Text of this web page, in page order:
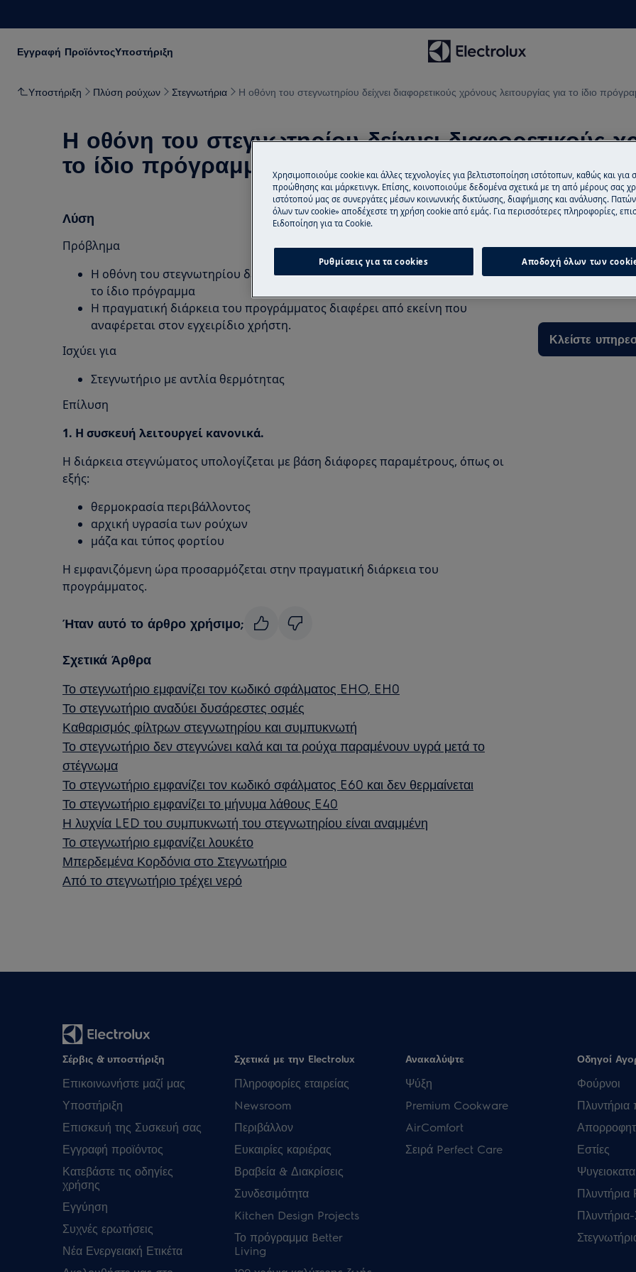
Εγγραφή ΠροϊόντοςΥποστήριξη
Υποστήριξη Πλύση ρούχων Στεγνωτήρια Η οθόνη του στεγνωτηρίου δείχνει διαφορετικούς χρόνους λειτουργίας για το ίδιο
Η οθόνη του στεγνωτηρίου δείχνει διαφορετικούς
το ίδιο πρόγραμμα
Λύση
Πρόβλημα
Η οθόνη του στεγνωτηρίου δείχνει διαφορετικούς χρόνους λειτουργίας για
το ίδιο πρόγραμμα
Η πραγματική διάρκεια του προγράμματος διαφέρει από εκείνη που
αναφέρεται στον εγχειρίδιο χρήστη.
Ισχύει για
Στεγνωτήριο με αντλία θερμότητας
Επίλυση
1. Η συσκευή λειτουργεί κανονικά.
Η διάρκεια στεγνώματος υπολογίζεται με βάση διάφορες παραμέτρους, όπως οι
εξής:
θερμοκρασία περιβάλλοντος
αρχική υγρασία των ρούχων
μάζα και τύπος φορτίου
Η εμφανιζόμενη ώρα προσαρμόζεται στην πραγματική διάρκεια του
προγράμματος.
Ήταν αυτό το άρθρο χρήσιμο;
Σχετικά Άρθρα
Το στεγνωτήριο εμφανίζει τον κωδικό σφάλματος EHO, EH0
Το στεγνωτήριο αναδύει δυσάρεστες οσμές
Καθαρισμός φίλτρων στεγνωτηρίου και συμπυκνωτή
Το στεγνωτήριο δεν στεγνώνει καλά και τα ρούχα παραμένουν υγρά μετά το
στέγνωμα
Το στεγνωτήριο εμφανίζει τον κωδικό σφάλματος E60 και δεν θερμαίνεται
Το στεγνωτήριο εμφανίζει το μήνυμα λάθους E40
Η λυχνία LED του συμπυκνωτή του στεγνωτηρίου είναι αναμμένη
Το στεγνωτήριο εμφανίζει λουκέτο
Μπερδεμένα Κορδόνια στο Στεγνωτήριο
Από το στεγνωτήριο τρέχει νερό
Βρίσκεστε στο
προσφέρουμε
Κλείστε
Σέρβις & υποστήριξη
Επικοινωνήστε μαζί μας
Υποστήριξη
Επισκευή της Συσκευή σας
Εγγραφή προϊόντος
Κατεβάστε τις οδηγίες
χρήσης
Εγγύηση
Συχνές ερωτήσεις
Νέα Ενεργειακή Ετικέτα
Σχετικά με την Electrolux
Πληροφορίες εταιρείας
Newsroom
Περιβάλλον
Ευκαιρίες καριέρας
Βραβεία & Διακρίσεις
Συνδεσιμότητα
Kitchen Design Projects
Το πρόγραμμα Better
Living
Ανακαλύψτε
Ψύξη
Premium Cookware
AirComfort
Σειρά Perfect Care
Οδηγοί
Φούρνοι
Πλυντήρια
Εστίες
Χρησιμοποιούμε cookie και άλλες τεχνολογίες για βελτιστοποίηση ιστότοπων, καθώς και για
προώθησης και μάρκετινγκ. Επίσης, κοινοποιούμε δεδομένα σχετικά με τη από μέρους σας
ιστότοπού μας σε συνεργάτες μέσων κοινωνικής δικτύωσης, διαφήμισης και ανάλυσης.
όλων των cookie» αποδέχεστε τη χρήση cookie από εμάς. Για περισσότερες πληροφορίες,
Ειδοποίηση για τα Cookie.
Ρυθμίσεις για τα cookies Αποδοχή όλων των